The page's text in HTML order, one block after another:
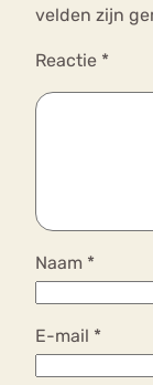
velden zijn
Reactie *
Naam *
E-mail *